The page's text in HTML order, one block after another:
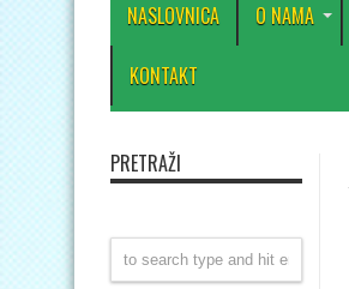
NASLOVNICA O NAMA
KONTAKT
PRETRAŽI